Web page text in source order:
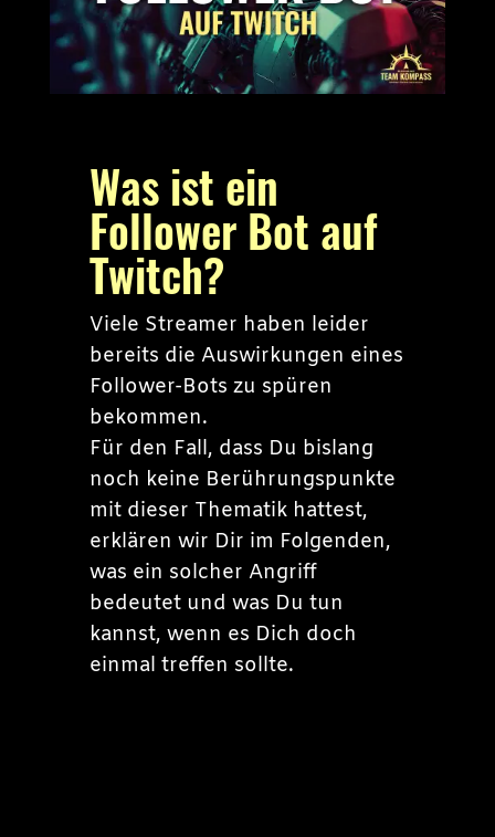
Was ist ein
Follower Bot auf
Twitch?
Viele Streamer haben leider
bereits die Auswirkungen eines
Follower-Bots zu spüren
bekommen.
Für den Fall, dass Du bislang
noch keine Berührungspunkte
mit dieser Thematik hattest,
erklären wir Dir im Folgenden,
was ein solcher Angriff
bedeutet und was Du tun
kannst, wenn es Dich doch
einmal treffen sollte.